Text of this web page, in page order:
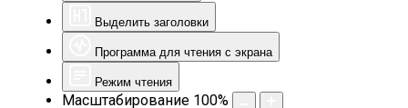
Выделить заголовки
Программа для чтения с экрана
Режим чтения
Масштабирование 100%